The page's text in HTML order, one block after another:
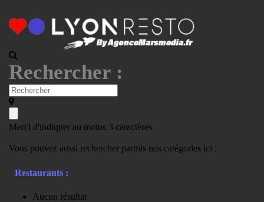
Rechercher :
Merci d'indiquer au moins 3 caractères
Vous pouvez aussi rechercher parmis nos catégories ici :
Restaurants :
Aucun résultat